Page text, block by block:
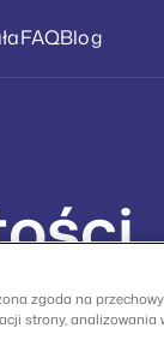
FAQBlog
z
zgoda na
strony, analizowania